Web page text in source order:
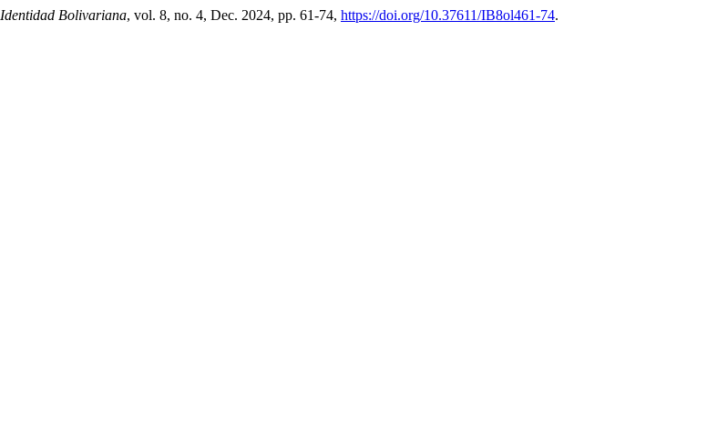
Identidad Bolivariana, vol. 8, no. 4, Dec. 2024, pp. 61-74, https://doi.org/10.37611/IB8ol461-74.